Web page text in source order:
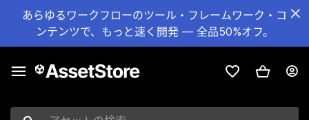
あらゆるワークフローのツール・フレームワーク・コ
ンテンツで、もっと速く開発 — 全品50%オフ。